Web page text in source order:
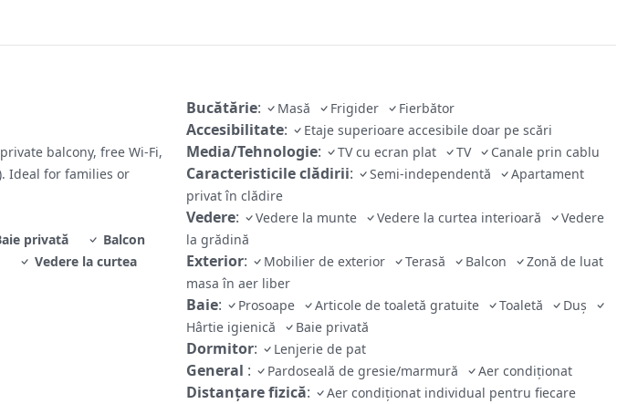
balcony, free Wi-Fi,
Ideal for families or
privată
Balcon
Vedere la curtea
Bucătărie: Masă Frigider Fierbător
Accesibilitate: Etaje superioare accesibile doar pe scări
Media/Tehnologie: TV cu ecran plat TV Canale prin cablu
Caracteristicile clădirii: Semi-independentă
Apartament
privat în clădire
Vedere: Vedere la munte Vedere la curtea interioară
Vedere
la grădină
Exterior: Mobilier de exterior Terasă Balcon
Zonă de luat
masa în aer liber
Baie: Prosoape Articole de toaletă gratuite Toaletă
Duș
Hârtie igienică
Baie privată
Dormitor: Lenjerie de pat
General : Pardoseală de gresie/marmură Aer condiționat
Distanțare fizică: Aer condiționat individual pentru fiecare